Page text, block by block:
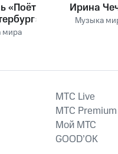
«Поёт
мира
Ирина
Музыка
MTС Live
MTС Premium
Мой МТС
GOOD’OK